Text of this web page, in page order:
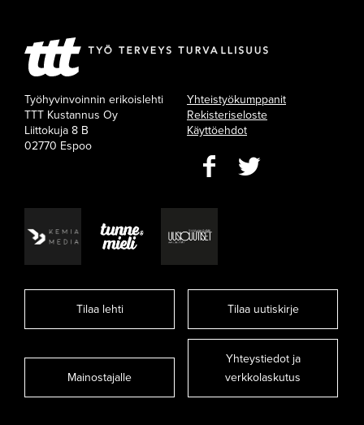
Työhyvinvoinnin erikoislehti
TTT Kustannus Oy
Liittokuja 8 B
02770 Espoo
Yhteistyökumppanit
Rekisteriseloste
Käyttöehdot
Tilaa lehti Tilaa uutiskirje
Mainostajalle
Yhteystiedot ja
verkkolaskutus